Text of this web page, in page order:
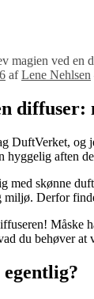
magien ved en
afLene Nehlsen
diffuser:
DuftVerket, og
hyggelig aften
med skønne
miljø. Derfor
Måske
du behøver